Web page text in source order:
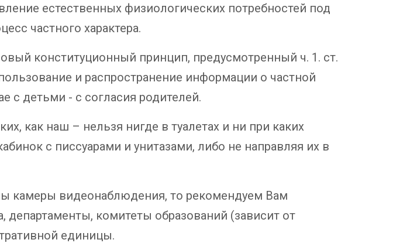
естественных физиологических потребностей под
частного характера.
конституционный принцип, предусмотренный ч. 1. ст.
и распространение информации о частной
с детьми - с согласия родителей.
как наш – нельзя нигде в туалетах и ни при каких
с писсуарами и унитазами, либо не направляя их в
камеры видеонаблюдения, то рекомендуем Вам
комитеты образований (зависит от
единицы.